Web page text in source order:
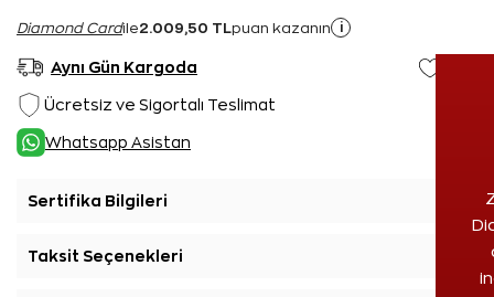
Diamond Cardile2.009,50 TL puan kazanın i
Aynı Gün Kargoda
Ücretsiz ve Sigortalı Teslimat
Whatsapp Asistan
Sertifika Bilgileri
Taksit Seçenekleri